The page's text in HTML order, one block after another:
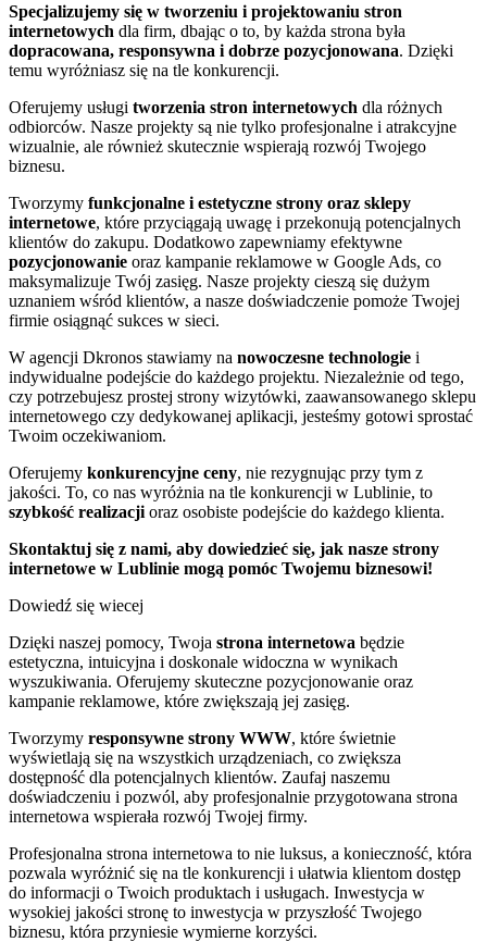
Specjalizujemy się w tworzeniu i projektowaniu stron
internetowych dla firm, dbając o to, by każda strona była
dopracowana, responsywna i dobrze pozycjonowana. Dzięki
temu wyróżniasz się na tle konkurencji.
Oferujemy usługi tworzenia stron internetowych dla różnych
odbiorców. Nasze projekty są nie tylko profesjonalne i atrakcyjne
wizualnie, ale również skutecznie wspierają rozwój Twojego
biznesu.
Tworzymy funkcjonalne i estetyczne strony oraz sklepy
internetowe, które przyciągają uwagę i przekonują potencjalnych
klientów do zakupu. Dodatkowo zapewniamy efektywne
pozycjonowanie oraz kampanie reklamowe w Google Ads, co
maksymalizuje Twój zasięg. Nasze projekty cieszą się dużym
uznaniem wśród klientów, a nasze doświadczenie pomoże Twojej
firmie osiągnąć sukces w sieci.
W agencji Dkronos stawiamy na nowoczesne technologie i
indywidualne podejście do każdego projektu. Niezależnie od tego,
czy potrzebujesz prostej strony wizytówki, zaawansowanego sklepu
internetowego czy dedykowanej aplikacji, jesteśmy gotowi sprostać
Twoim oczekiwaniom.
Oferujemy konkurencyjne ceny, nie rezygnując przy tym z
jakości. To, co nas wyróżnia na tle konkurencji w Lublinie, to
szybkość realizacji oraz osobiste podejście do każdego klienta.
Skontaktuj się z nami, aby dowiedzieć się, jak nasze strony
internetowe w Lublinie mogą pomóc Twojemu biznesowi!
Dowiedź się wiecej
Dzięki naszej pomocy, Twoja strona internetowa będzie
estetyczna, intuicyjna i doskonale widoczna w wynikach
wyszukiwania. Oferujemy skuteczne pozycjonowanie oraz
kampanie reklamowe, które zwiększają jej zasięg.
Tworzymy responsywne strony WWW, które świetnie
wyświetlają się na wszystkich urządzeniach, co zwiększa
dostępność dla potencjalnych klientów. Zaufaj naszemu
doświadczeniu i pozwól, aby profesjonalnie przygotowana strona
internetowa wspierała rozwój Twojej firmy.
Profesjonalna strona internetowa to nie luksus, a konieczność, która
pozwala wyróżnić się na tle konkurencji i ułatwia klientom dostęp
do informacji o Twoich produktach i usługach. Inwestycja w
wysokiej jakości stronę to inwestycja w przyszłość Twojego
biznesu, która przyniesie wymierne korzyści.